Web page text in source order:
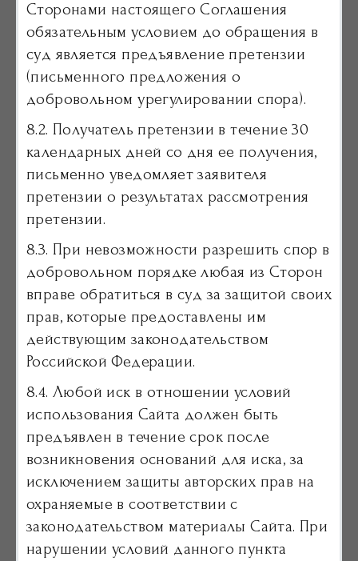
Сторонами настоящего Соглашения
обязательным условием до обращения в
суд является предъявление претензии
(письменного предложения о
добровольном урегулировании спора).
8.2. Получатель претензии в течение 30
календарных дней со дня ее получения,
письменно уведомляет заявителя
претензии о результатах рассмотрения
претензии.
8.3. При невозможности разрешить спор в
добровольном порядке любая из Сторон
вправе обратиться в суд за защитой своих
прав, которые предоставлены им
действующим законодательством
Российской Федерации.
8.4. Любой иск в отношении условий
использования Сайта должен быть
предъявлен в течение срок после
возникновения оснований для иска, за
исключением защиты авторских прав на
охраняемые в соответствии с
законодательством материалы Сайта. При
нарушении условий данного пункта